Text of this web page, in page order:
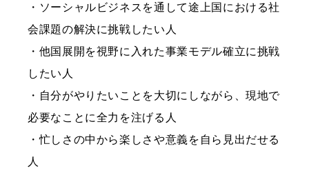
・ソーシャルビジネスを通して途上国における社
会課題の解決に挑戦したい人
・他国展開を視野に入れた事業モデル確立に挑戦
したい人
・自分がやりたいことを大切にしながら、現地で
必要なことに全力を注げる人
・忙しさの中から楽しさや意義を自ら見出だせる
人